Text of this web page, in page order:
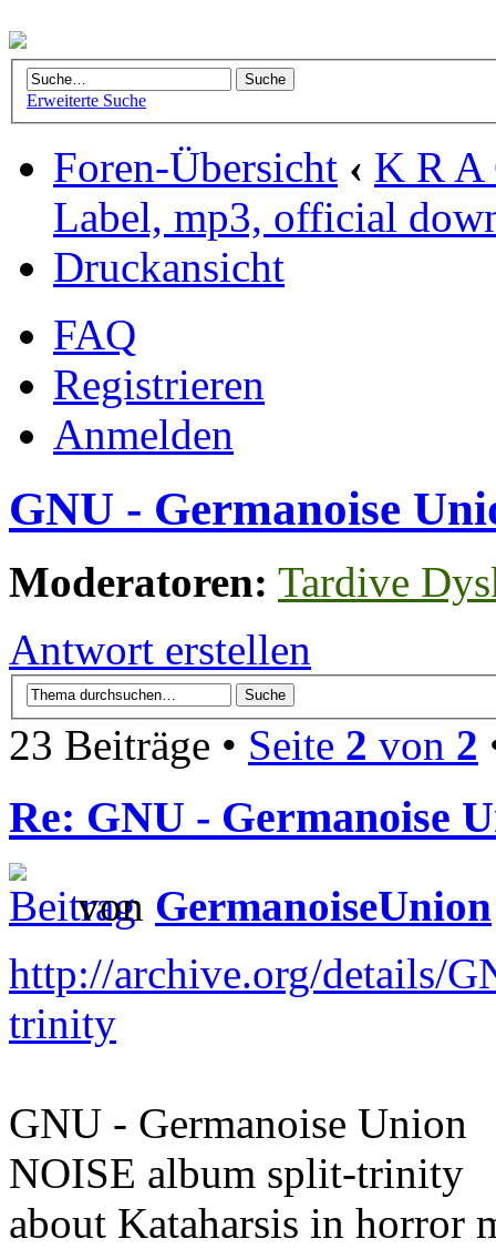
Erweiterte Suche
Foren-Übersicht ‹ K R A
Label, mp3, official
Druckansicht
FAQ
Registrieren
Anmelden
GNU - Germanoise
Moderatoren: Tardive
Antwort erstellen
23 Beiträge • Seite 2 von 2
Re: GNU - Germanoise
von GermanoiseUnion
http://archive.org/details/
trinity
GNU - Germanoise Union
NOISE album split-trinity
about Kataharsis in horror